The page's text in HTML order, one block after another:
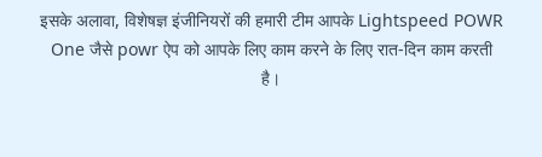
इसके अलावा, विशेषज्ञ इंजीनियरों की हमारी टीम आपके Lightspeed POWR
One जैसे powr ऐप को आपके लिए काम करने के लिए रात-दिन काम करती
है।